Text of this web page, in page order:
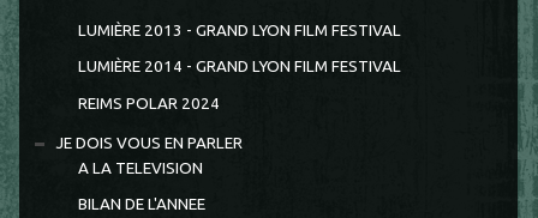
LUMIÈRE 2013 - GRAND LYON FILM FESTIVAL
LUMIÈRE 2014 - GRAND LYON FILM FESTIVAL
REIMS POLAR 2024
JE DOIS VOUS EN PARLER
A LA TELEVISION
BILAN DE L'ANNEE